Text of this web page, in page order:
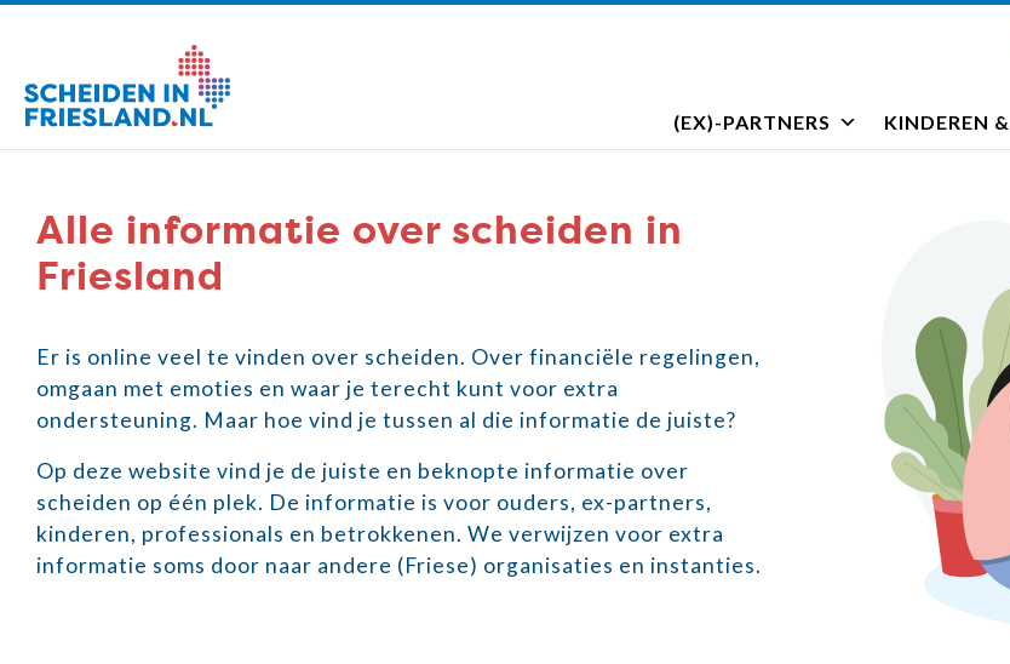
(EX)-PARTNERS KINDEREN
Alle informatie over scheiden in
Friesland
Er is online veel te vinden over scheiden. Over financiële regelingen,
omgaan met emoties en waar je terecht kunt voor extra
ondersteuning. Maar hoe vind je tussen al die informatie de juiste?
Op deze website vind je de juiste en beknopte informatie over
scheiden op één plek. De informatie is voor ouders, ex-partners,
kinderen, professionals en betrokkenen. We verwijzen voor extra
informatie soms door naar andere (Friese) organisaties en instanties.